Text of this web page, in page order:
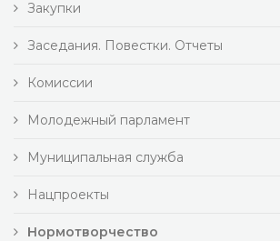
Закупки
Заседания. Повестки. Отчеты
Комиссии
Молодежный парламент
Муниципальная служба
Нацпроекты
Нормотворчество